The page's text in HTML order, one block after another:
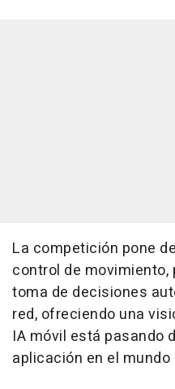
La competición pone
control de
toma de decisiones
red, ofreciendo una
IA móvil está pasando
aplicación en el mundo